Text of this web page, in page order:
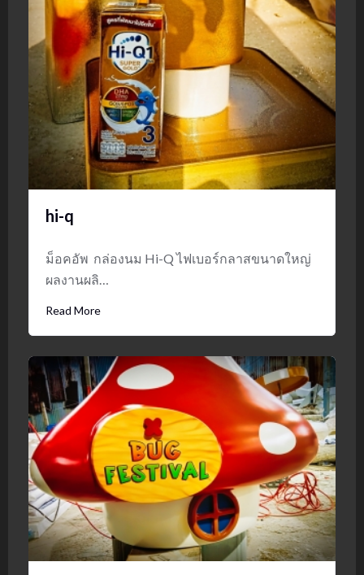
hi-q
ม็อคอัพ กล่องนม Hi-Q ไฟเบอร์กลาสขนาดใหญ่
ผลงานผลิ…
Read More